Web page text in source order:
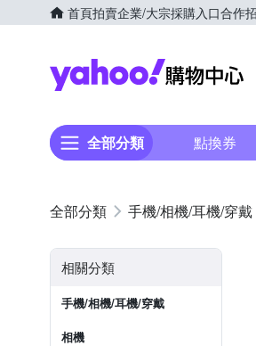
首頁拍賣企業/大宗採購入口合作
全部分類 點換券
手機/相機/耳機/穿戴
相關分類
手機/相機/耳機/穿戴
相機